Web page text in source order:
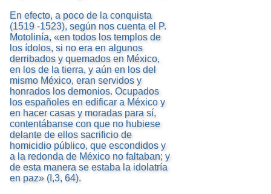
En efecto, a poco de la conquista
(1519 -1523), según nos cuenta el P.
Motolinía, «en todos los templos de
los ídolos, si no era en algunos
derribados y quemados en México,
en los de la tierra, y aún en los del
mismo México, eran servidos y
honrados los demonios. Ocupados
los españoles en edificar a México y
en hacer casas y moradas para sí,
contentábanse con que no hubiese
delante de ellos sacrificio de
homicidio público, que escondidos y
a la redonda de México no faltaban; y
de esta manera se estaba la idolatría
en paz» (I,3, 64).